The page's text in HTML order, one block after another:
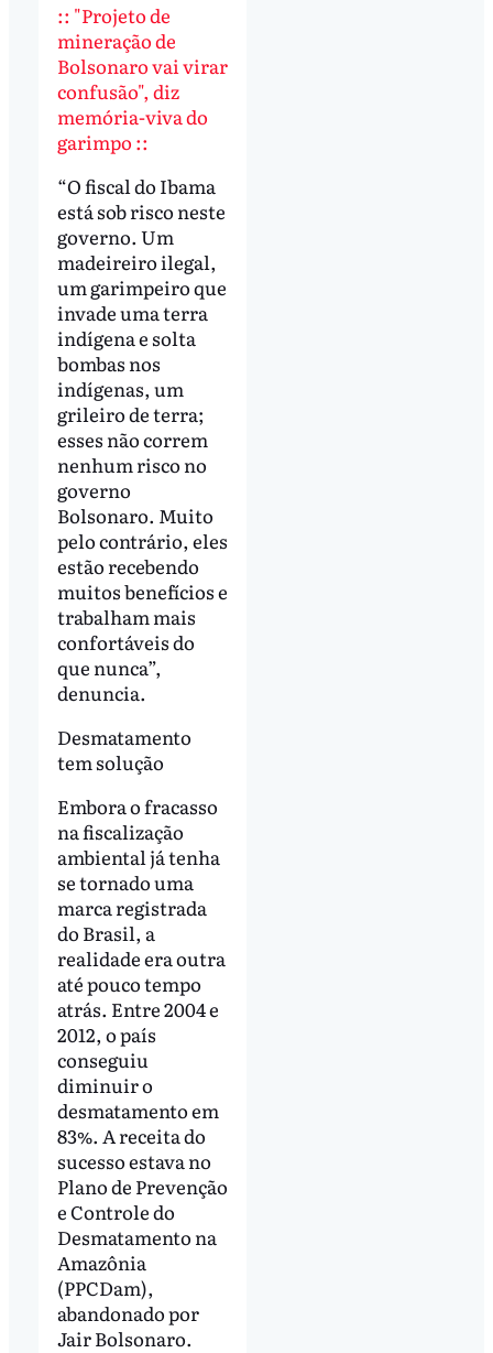
:: "Projeto de
mineração de
Bolsonaro vai virar
confusão", diz
memória-viva do
garimpo ::
“O fiscal do Ibama
está sob risco neste
governo. Um
madeireiro ilegal,
um garimpeiro que
invade uma terra
indígena e solta
bombas nos
indígenas, um
grileiro de terra;
esses não correm
nenhum risco no
governo
Bolsonaro. Muito
pelo contrário, eles
estão recebendo
muitos benefícios e
trabalham mais
confortáveis do
que nunca”,
denuncia.
Desmatamento
tem solução
Embora o fracasso
na fiscalização
ambiental já tenha
se tornado uma
marca registrada
do Brasil, a
realidade era outra
até pouco tempo
atrás. Entre 2004 e
2012, o país
conseguiu
diminuir o
desmatamento em
83%. A receita do
sucesso estava no
Plano de Prevenção
e Controle do
Desmatamento na
Amazônia
(PPCDam),
abandonado por
Jair Bolsonaro.